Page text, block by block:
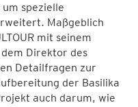
spezielle
Maßgeblich
mit seinem
Direktor des
Detailfragen zur
der Basilika
auch darum, wie